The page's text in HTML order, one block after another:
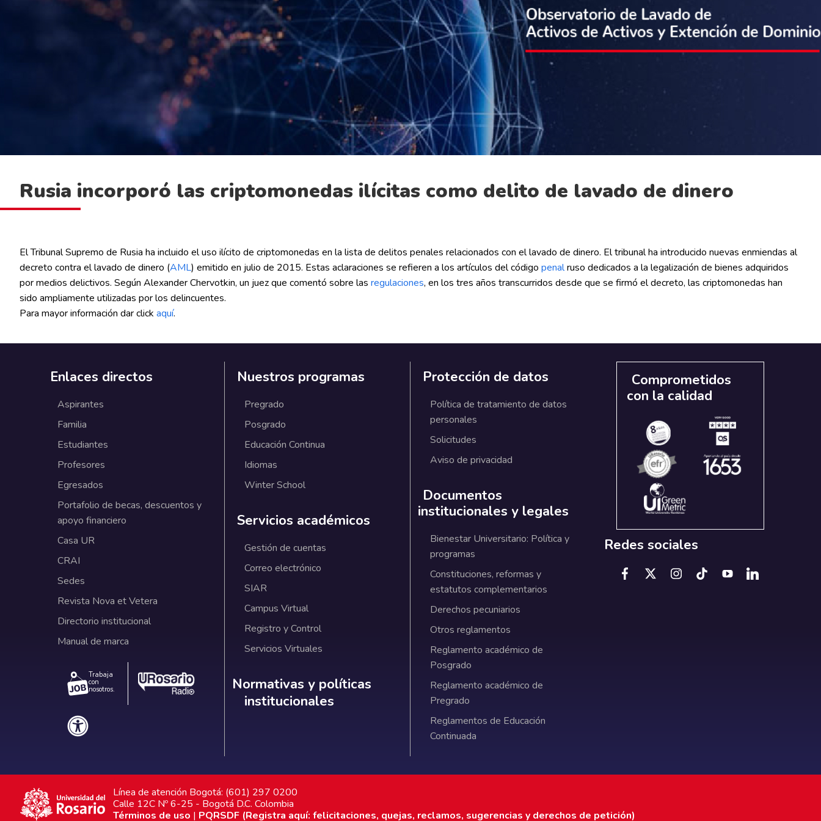
Rusia incorporó las criptomonedas ilícitas como delito de lavado de dinero
El Tribunal Supremo de Rusia ha incluido el uso ilícito de criptomonedas en la lista de delitos penales relacionados con el lavado de dinero. El tribunal ha introducido nuevas enmiendas al
decreto contra el lavado de dinero (AML) emitido en julio de 2015. Estas aclaraciones se refieren a los artículos del código penalruso dedicados a la legalización de bienes adquiridos
por medios delictivos. Según Alexander Chervotkin, un juez que comentó sobre las regulaciones, en los tres años transcurridos desde que se firmó el decreto, las criptomonedas han
sido ampliamente utilizadas por los delincuentes.
Para mayor información dar click aquí.
Enlaces directos
Aspirantes
Familia
Estudiantes
Profesores
Egresados
Portafolio de becas, descuentos y
apoyo financiero
Casa UR
CRAI
Sedes
Revista Nova et Vetera
Directorio institucional
Manual de marca
Trabaja
con
nosotros.
Nuestros programas
Pregrado
Posgrado
Educación Continua
Idiomas
Winter School
Servicios académicos
Gestión de cuentas
Correo electrónico
SIAR
Campus Virtual
Registro y Control
Servicios Virtuales
Normativas y políticas institucionales
Normativas y políticas
institucionales
Protección de datos
Política de tratamiento de datos
personales
Solicitudes
Aviso de privacidad
Documentos
institucionales y legales
Bienestar Universitario: Política y
programas
Constituciones, reformas y
estatutos complementarios
Derechos pecuniarios
Otros reglamentos
Reglamento académico de
Posgrado
Reglamento académico de
Pregrado
Reglamentos de Educación
Continuada
Comprometidos
con la calidad
Redes sociales
Línea de atención Bogotá: (601) 297 0200
Calle 12C Nº 6-25 - Bogotá D.C. Colombia
Términos de uso | PQRSDF (Registra aquí: felicitaciones, quejas, reclamos, sugerencias y derechos de petición)